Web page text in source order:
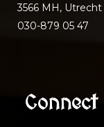
3566 MH, Utrecht
030-879 05 47
Connect